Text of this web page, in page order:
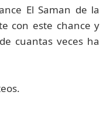
El Saman de la
con este chance y
cuantas veces ha